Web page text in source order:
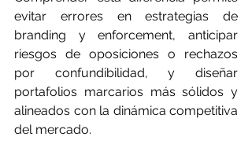
evitar errores en estrategias de
branding y enforcement, anticipar
riesgos de oposiciones o rechazos
por confundibilidad, y diseñar
portafolios marcarios más sólidos y
alineados con la dinámica competitiva
del mercado.